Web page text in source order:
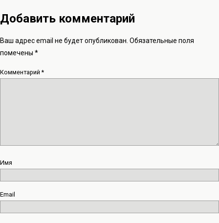
Добавить комментарий
Ваш адрес email не будет опубликован. Обязательные поля
помечены *
Комментарий*
Имя
Email